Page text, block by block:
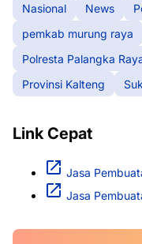
Nasional
News
pemkab murung raya
Polresta Palangka
Provinsi Kalteng
Link Cepat
Jasa
Jasa